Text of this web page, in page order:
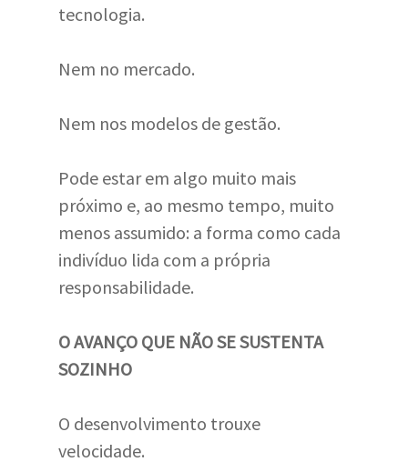
tecnologia.
Nem no mercado.
Nem nos modelos de gestão.
Pode estar em algo muito mais
próximo e, ao mesmo tempo, muito
menos assumido: a forma como cada
indivíduo lida com a própria
responsabilidade.
O AVANÇO QUE NÃO SE SUSTENTA
SOZINHO
O desenvolvimento trouxe
velocidade.